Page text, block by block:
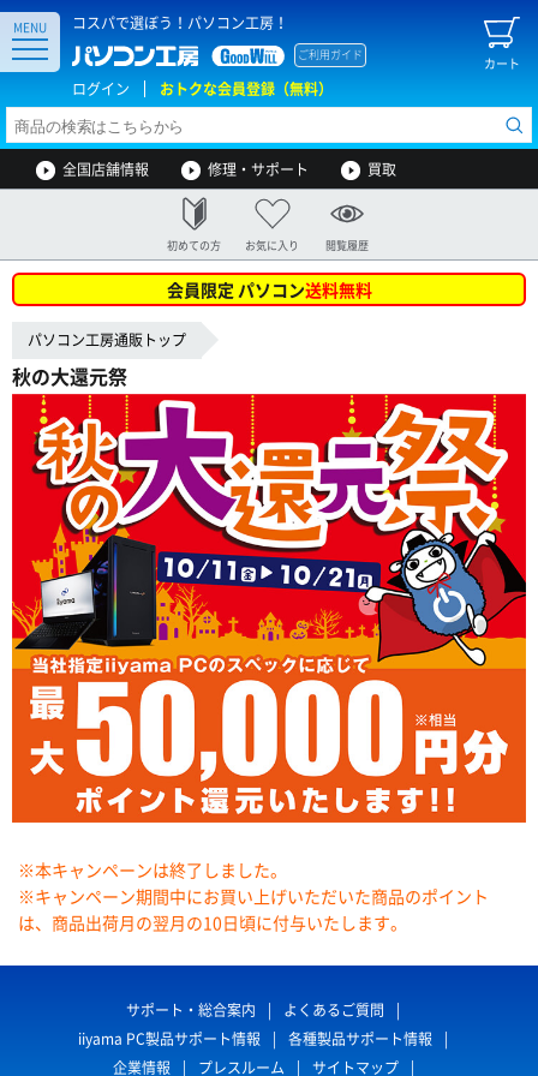
コスパで選ぼう！パソコン工房！
カート
ご利用ガイド
ログイン おトクな会員登録（無料）
MENU
全国店舗情報 修理・サポート 買取
初めての方 お気に入り 閲覧履歴
会員限定 パソコン送料無料
パソコン工房通販トップ
秋の大還元祭
※本キャンペーンは終了しました。
※キャンペーン期間中にお買い上げいただいた商品のポイント
は、商品出荷月の翌月の10日頃に付与いたします。
サポート・総合案内
よくあるご質問
iiyama PC製品サポート情報
各種製品サポート情報
企業情報
プレスルーム サイトマップ